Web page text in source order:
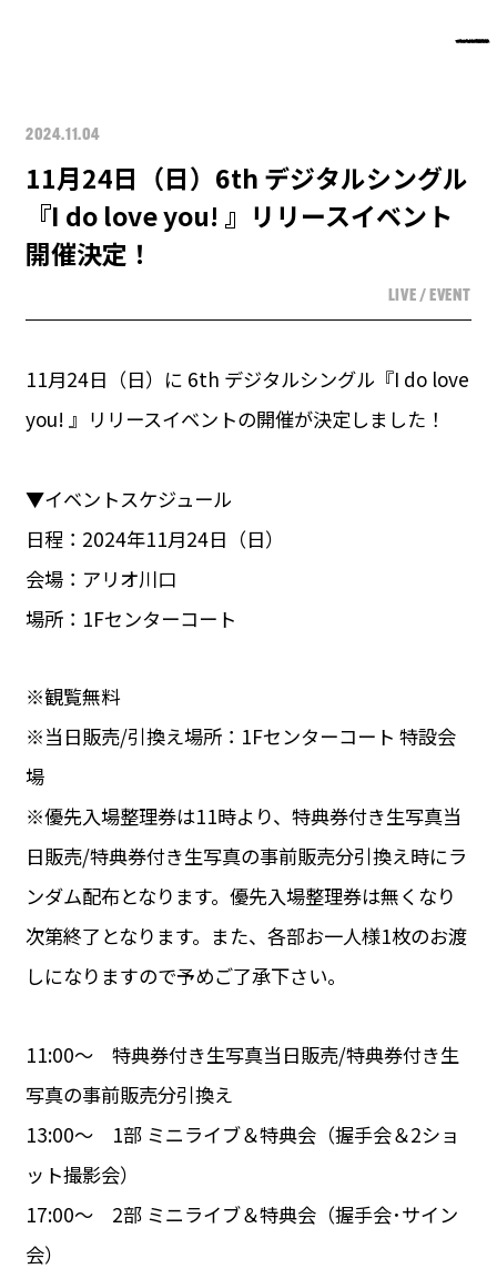
2024.11.04
11月24日（日）6th デジタルシングル
『I do love you! 』リリースイベント
開催決定！
LIVE / EVENT
11月24日（日）に 6th デジタルシングル『I do love
you! 』リリースイベントの開催が決定しました！
▼イベントスケジュール
日程：2024年11月24日（日）
会場：アリオ川口
場所：1Fセンターコート
※観覧無料
※当日販売/引換え場所：1Fセンターコート 特設会
場
※優先入場整理券は11時より、特典券付き生写真当
日販売/特典券付き生写真の事前販売分引換え時にラ
ンダム配布となります。優先入場整理券は無くなり
次第終了となります。また、各部お一人様1枚のお渡
しになりますので予めご了承下さい。
11:00～ 特典券付き生写真当日販売/特典券付き生
写真の事前販売分引換え
13:00～ 1部 ミニライブ＆特典会（握手会＆2ショ
ット撮影会）
17:00～ 2部 ミニライブ＆特典会（握手会･サイン
会）